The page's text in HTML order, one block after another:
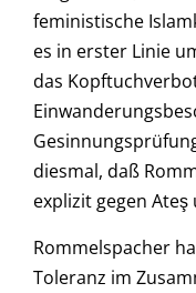
feministische
es in erster Linie
das
diesmal, daß
explizit gegen
Rommelspacher
Toleranz im